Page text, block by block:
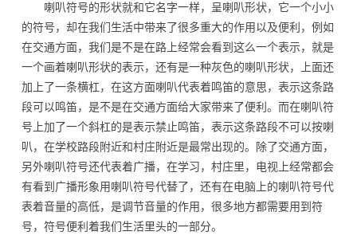
喇叭符号的形状就和它名字一样，呈喇叭形状，它一个小小
的符号，却在我们生活中带来了很多重大的作用以及便利，例如
在交通方面，我们是不是在路上经常会看到这么一个表示，就是
一个画着喇叭形状的表示，还有是一种灰色的喇叭形状，上面还
加上了一条横杠，在这方面喇叭代表着鸣笛的意思，表示这条路
段可以鸣笛，是不是在交通方面给大家带来了便利。而在喇叭符
号上加了一个斜杠的是表示禁止鸣笛，表示这条路段不可以按喇
叭，在学校路段附近和村庄附近是最常出现的。除了交通方面，
另外喇叭符号还代表着广播，在学习，村庄里，电视上经常都会
有看到广播形象用喇叭符号代替了，还有在电脑上的喇叭符号代
表着音量的高低，是调节音量的作用，很多地方都需要用到符
号，符号便利着我们生活里头的一部分。